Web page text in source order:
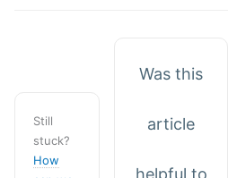
Still
stuck?
How
Was this
article